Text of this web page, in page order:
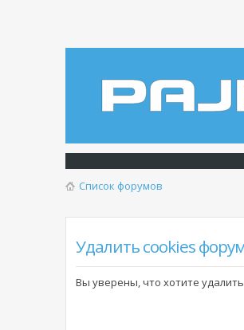
Список форумов
Удалить cookies
Вы уверены, что хотите